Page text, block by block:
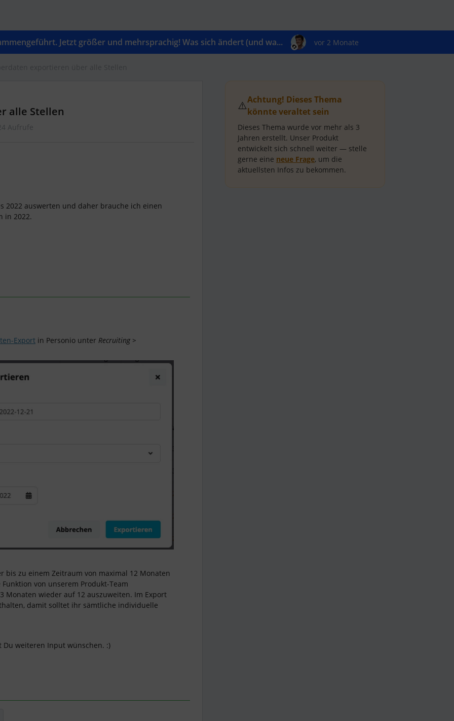
Jetzt größer und mehrsprachig! Was sich ändert (und wa... vor 2 Monate
alle Stellen
Aufrufe
2022 auswerten und daher brauche ich einen
in 2022.
Export in Personio unter Recruiting >
bis zu einem Zeitraum von maximal 12 Monaten
von unserem Produkt-Team
Monaten wieder auf 12 auszuweiten. Im Export
damit solltet ihr sämtliche individuelle
Du weiteren Input wünschen. :)
⚠️Achtung! Dieses Thema
könnte veraltet sein
Dieses Thema wurde vor mehr als 3
Jahren erstellt. Unser Produkt
entwickelt sich schnell weiter — stelle
gerne eine neue Frage, um die
aktuellsten Infos zu bekommen.